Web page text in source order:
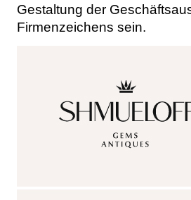
Gestaltung der
Firmenzeichens sein.